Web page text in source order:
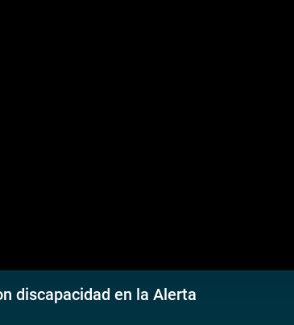
discapacidad en la Alerta